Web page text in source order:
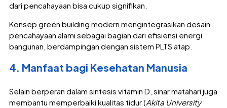
dari pencahayaan bisa cukup signifikan.
Konsep green building modern mengintegrasikan desain
pencahayaan alami sebagai bagian dari efisiensi energi
bangunan, berdampingan dengan sistem PLTS atap.
4. Manfaat bagi Kesehatan Manusia
Selain berperan dalam sintesis vitamin D, sinar matahari juga
membantu memperbaiki kualitas tidur (Akita University